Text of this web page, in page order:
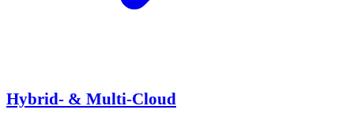
Hybrid- & Multi-Cloud